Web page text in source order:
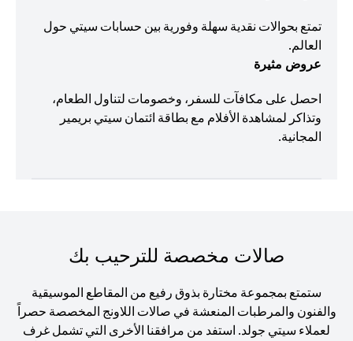
تمتع بحوالات نقدية سهلة وفورية بين حسابات سيتي حول
العالم.
عروض مثيرة
احصل على مكافآت للسفر، وخصومات لتناول الطعام،
وتذاكر لمشاهدة الأفلام مع بطاقة ائتمان سيتي بريمير
المجانية.
صالات مخصصة للترحيب بك
ستمتع بمجموعة مختارة بذوق رفيع من المقاطع الموسيقية
والفنون والمرطبات المنعشة في صالات اللاونج المخصصة حصراً
لعملاء سيتي جولد. استفد من مرافقنا الأخرى التي تشمل غرف